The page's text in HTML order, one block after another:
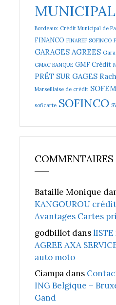
MUNICIPAL
Bordeaux Crédit Municipal de
FINANCO FINAREF SOFINCO
GARAGES AGREES
GMAC BANQUE GMF Crédit
PRËT SUR GAGES
Marseillaise de crédit
soficarte SOFINCO
COMMENTAIRES
Bataille Monique
KANGOUROU
Avantages Cartes
godbillot danslISTE
AGREE AXA
auto moto
Ciampa dans
ING Belgique –
Gand